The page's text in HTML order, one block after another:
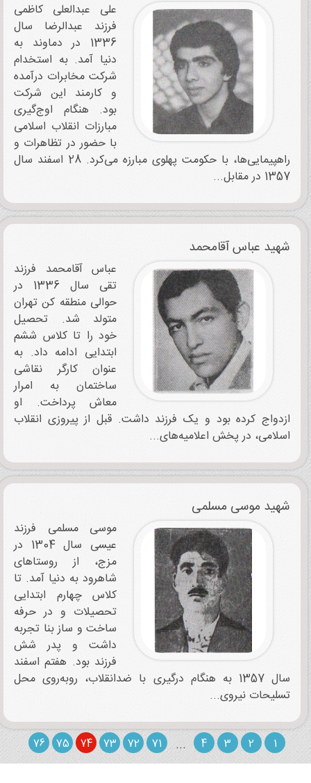
علی عبدالعلی کاظمی
فرزند عبدالرضا سال
1336 در دماوند به
دنیا آمد. به استخدام
شرکت مخابرات درآمده
و کارمند این شرکت
بود. هنگام اوج‌گیری
مبارزات انقلاب اسلامی
با حضور در تظاهرات و
راهپیمایی‌ها، با حکومت پهلوی مبارزه می‌کرد. 28 اسفند سال
1357 در مقابل...
شهید عباس آقامحمد
عباس آقامحمد فرزند
تقی سال 1336 در
حوالی منطقه کن تهران
متولد شد. تحصیل
خود را تا کلاس ششم
ابتدایی ادامه داد. به
عنوان کارگر نقاشی
ساختمان به امرار
معاش پرداخت. او
ازدواج کرده بود و یک فرزند داشت. قبل از پیروزی انقلاب
اسلامی، در پخش اعلامیه‌های...
شهید موسی مسلمی
موسی مسلمی فرزند
عیسی سال 1304 در
مزج، از روستاهای
شاهرود به دنیا آمد. تا
کلاس چهارم ابتدایی
تحصیلات و در حرفه
ساخت و ساز بنا تجربه
داشت و پدر شش
فرزند بود. هفتم اسفند
سال 1357 به هنگام درگیری با ضدانقلاب، روبه‌روی محل
تسلیحات نیروی...
2
3
4
...
71
72
73
74
75
76